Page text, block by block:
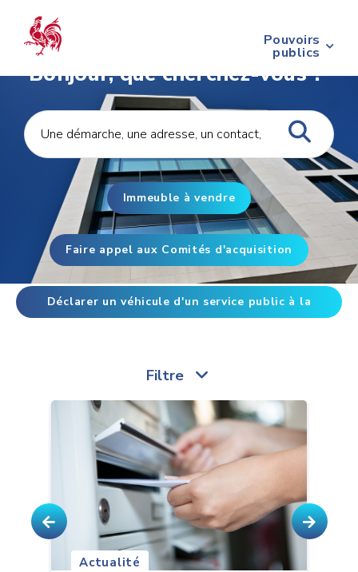
Pouvoirs
publics
Bonjour, que cherchez-vous ?
Immeuble à vendre
Faire appel aux Comités d'acquisition
Déclarer un véhicule d'un service public à la
Filtre
Actualité